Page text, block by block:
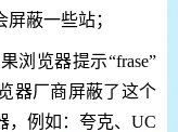
蔽一些站；
浏览器提示“frase”
器厂商屏蔽了这个
，例如：夸克、UC